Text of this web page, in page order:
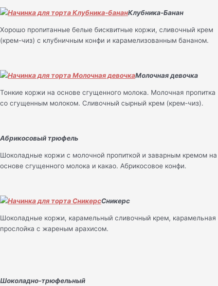
Клубника-Банан
Хорошо пропитанные белые бисквитные коржи, сливочный крем
(крем-чиз) с клубничным конфи и карамелизованным бананом.
Молочная девочка
Тонкие коржи на основе сгущенного молока. Молочная пропитка
со сгущенным молоком. Сливочный сырный крем (крем-чиз).
Абрикосовый трюфель
Шоколадные коржи с молочной пропиткой и заварным кремом на
основе сгущенного молока и какао. Абрикосовое конфи.
Сникерс
Шоколадные коржи, карамельный сливочный крем, карамельная
прослойка с жареным арахисом.
Шоколадно-трюфельный